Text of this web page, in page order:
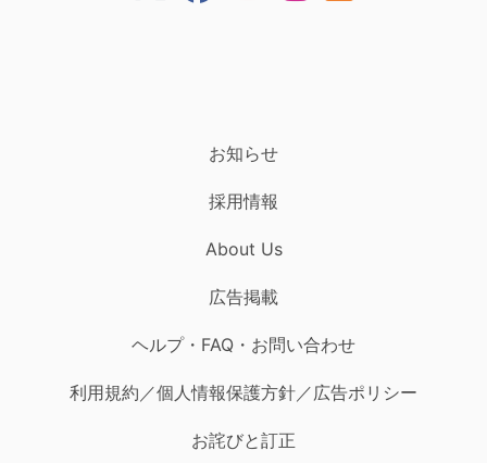
お知らせ
採用情報
About Us
広告掲載
ヘルプ・FAQ・お問い合わせ
利用規約／個人情報保護方針／広告ポリシー
お詫びと訂正